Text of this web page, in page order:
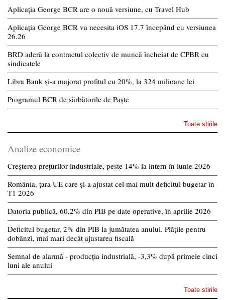
Aplicația George BCR are o nouă versiune, cu Travel Hub
Aplicația George BCR va necesita iOS 17.7 începând cu versiunea
26.26
BRD aderă la contractul colectiv de muncă încheiat de CPBR cu
sindicatele
Libra Bank și-a majorat profitul cu 20%, la 324 milioane lei
Programul BCR de sărbătorile de Paște
Toate stirile
Analize economice
Creșterea prețurilor industriale, peste 14% la intern în iunie 2026
România, țara UE care și-a ajustat cel mai mult deficitul bugetar în
T1 2026
Datoria publică, 60,2% din PIB pe date operative, în aprilie 2026
Deficitul bugetar, 2% din PIB la jumătatea anului. Plățile pentru
dobânzi, mai mari decât ajustarea fiscală
Semnal de alarmă - producția industrială, -3,3% după primele cinci
luni ale anului
Toate stirile